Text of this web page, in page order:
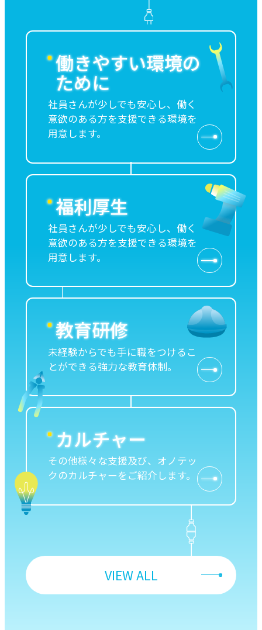
働きやすい環境の
ために
社員さんが少しでも安心し、働く
意欲のある方を支援できる環境を
用意します。
福利厚生
社員さんが少しでも安心し、働く
意欲のある方を支援できる環境を
用意します。
教育研修
未経験からでも手に職をつけるこ
とができる強力な教育体制。
カルチャー
その他様々な支援及び、オノテッ
クのカルチャーをご紹介します。
VIEW ALL